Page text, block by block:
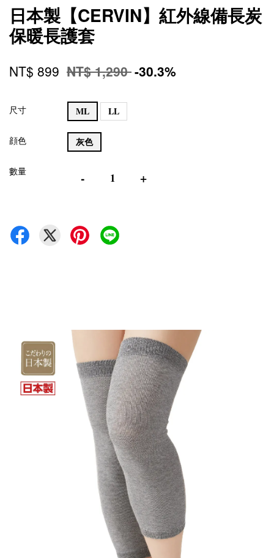
日本製【CERVIN】紅外線備長炭
保暖長護套
NT$ 899 NT$ 1,290-30.3%
尺寸 ML LL
顔色 灰色
數量 - +